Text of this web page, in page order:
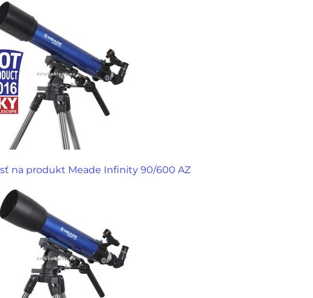
na produkt Meade Infinity 90/600 AZ